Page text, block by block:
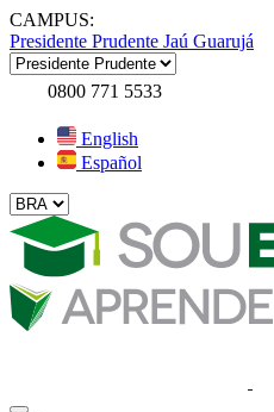
CAMPUS:
Presidente Prudente Jaú Guarujá
0800 771 5533
English
Español